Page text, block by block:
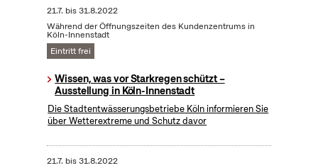
21.7. bis31.8.2022
Während der Öffnungszeiten des Kundenzentrums in
Köln-Innenstadt
Eintritt frei
Wissen, was vor Starkregen schützt –
Ausstellung in Köln-Innenstadt
Die Stadtentwässerungsbetriebe Köln informieren Sie
über Wetterextreme und Schutz davor
21.7. bis31.8.2022